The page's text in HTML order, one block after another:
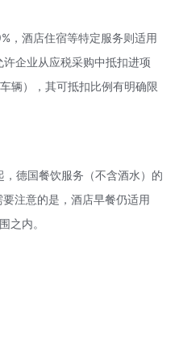
，酒店住宿等特定服务则适用
企业从应税采购中抵扣进项
车辆），其可抵扣比例有明确限
德国餐饮服务（不含酒水）的
注意的是，酒店早餐仍适用
之内。